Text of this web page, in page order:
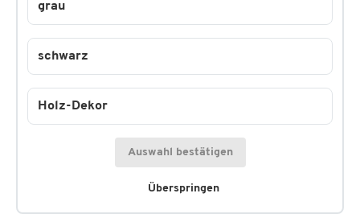
Überspringen
grau
schwarz
Holz-Dekor
Auswahl bestätigen